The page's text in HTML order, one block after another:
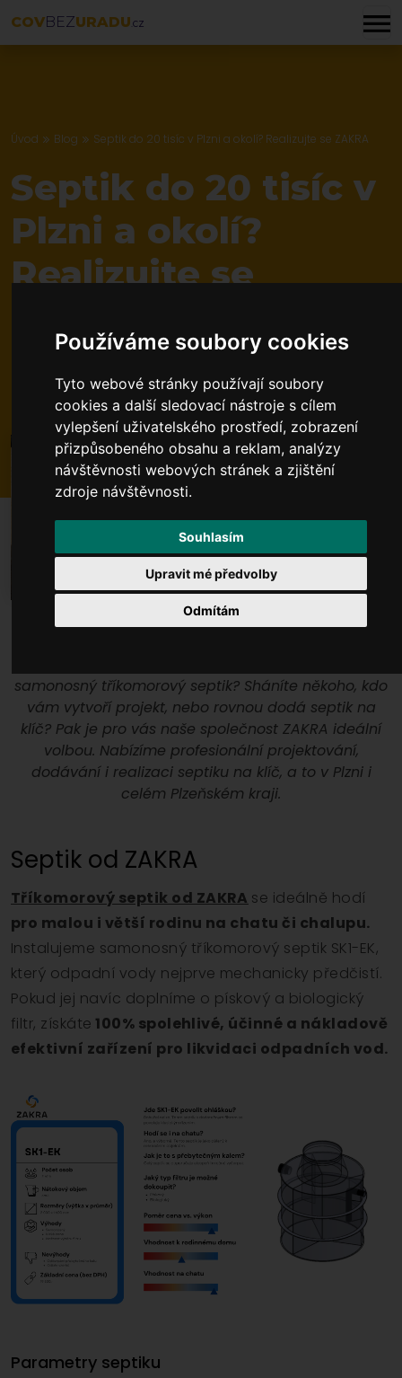
Používáme soubory cookies
Tyto webové stránky používají soubory
cookies a další sledovací nástroje s cílem
vylepšení uživatelského prostředí, zobrazení
přizpůsobeného obsahu a reklam, analýzy
návštěvnosti webových stránek a zjištění
zdroje návštěvnosti.
Souhlasím
Odmítám
Upravit mé předvolby
COVBEZURADU .CZ
Úvod Blog Septik do 20 tisíc v Plzni a okolí? Realizujte se ZAKRA
Septik do 20 tisíc v
Plzni a okolí?
Realizujte se
Publikováno: 28. 09. 20235 minut čtení
samonosný tříkomorový septik? Sháníte někoho, kdo
vám vytvoří projekt, nebo rovnou dodá septik na
klíč? Pak je pro vás naše společnost ZAKRA ideální
volbou. Nabízíme profesionální projektování,
dodávání i realizaci septiku na klíč, a to v Plzni i
celém Plzeňském kraji.
Septik od ZAKRA
Tříkomorový septik od ZAKRA se ideálně hodí
pro malou i větší rodinu na chatu či chalupu.
Instalujeme samonosný tříkomorový septik SK1-EK,
který odpadní vody nejprve mechanicky předčistí.
Pokud jej navíc doplníme o pískový a biologický
filtr, získáte 100% spolehlivé, účinné a nákladově
efektivní zařízení pro likvidaci odpadních vod.
Parametry septiku